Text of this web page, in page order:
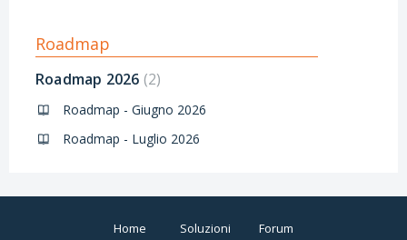
Roadmap
Roadmap 2026 2
Roadmap - Giugno 2026
Roadmap - Luglio 2026
Home Soluzioni Forum